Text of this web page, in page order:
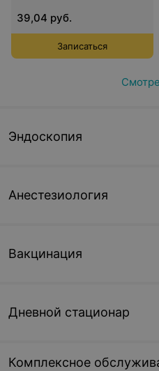
39,04 руб.
Записаться
Эндоскопия
Анестезиология
Вакцинация
Дневной стационар
Комплексное